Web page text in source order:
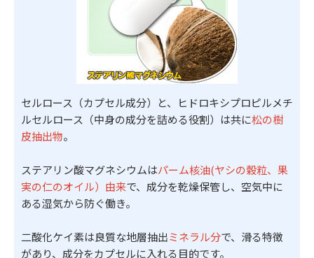
セルロース（カプセル成分）と、ヒドロキシプロピルメチ
ルセルロース（中身の成分を詰める役割）は共に松の樹
皮抽出物。
ステアリン酸マグネシウムはパーム核油(ヤシの穀粒、果
実の仁のオイル）由来で、成分を乾燥保管し、空気中に
ある湿気から防ぐ働き。
二酸化ケイ素は良質な地層抽出ミネラル分で、滑る特徴
があり、成分をカプセルに入れる目的です。